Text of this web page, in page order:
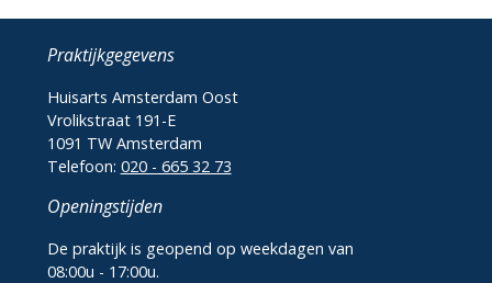
Praktijkgegevens
Huisarts Amsterdam Oost
Vrolikstraat 191-E
1091 TW Amsterdam
Telefoon: 020 - 665 32 73
Openingstijden
De praktijk is geopend op weekdagen van
08:00u - 17:00u.